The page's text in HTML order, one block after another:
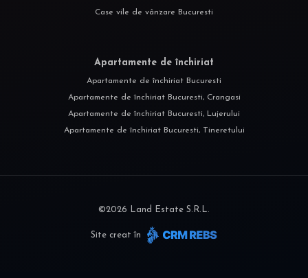
Case vile de vânzare Bucuresti
Apartamente de închiriat
Apartamente de închiriat Bucuresti
Apartamente de închiriat Bucuresti, Crangasi
Apartamente de închiriat Bucuresti, Lujerului
Apartamente de închiriat Bucuresti, Tineretului
©2026 Land Estate S.R.L.
Site creat în